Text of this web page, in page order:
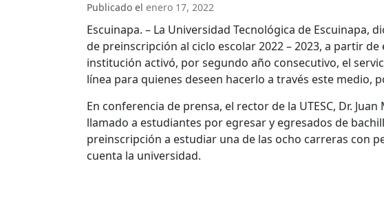
Publicado el enero 17, 2022
Escuinapa. – La Universidad Tecnológica de Escuinapa,
de preinscripción al ciclo escolar 2022 – 2023, a partir de
institución activó, por segundo año consecutivo, el
línea para quienes deseen hacerlo a través este medio,
En conferencia de prensa, el rector de la UTESC, Dr.
llamado a estudiantes por egresar y egresados de
preinscripción a estudiar una de las ocho carreras con
cuenta la universidad.